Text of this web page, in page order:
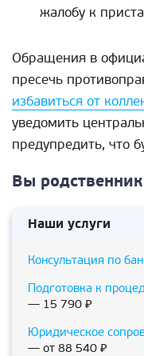
жалобу к
Обращения в
пресечь
избавиться от
уведомить
предупредить, что
Вы
Наши услуги
Консультация по
Подготовка к
— 15 790 ₽
Юридическое
— от 88 540 ₽